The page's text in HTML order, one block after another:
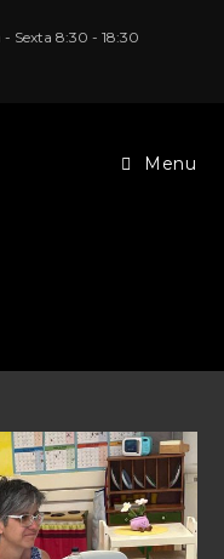
- Sexta 8:30 - 18:30
Menu